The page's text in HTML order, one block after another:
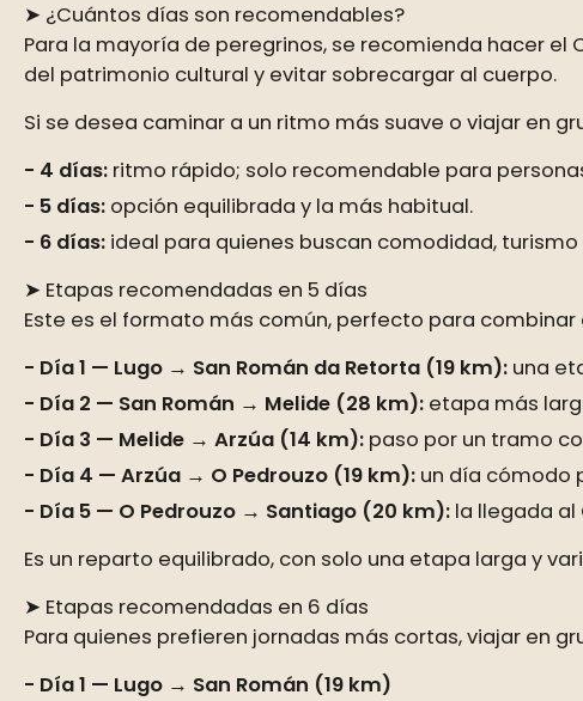
➤ ¿Cuántos días son recomendables?
Para la mayoría de peregrinos, se recomienda hacer el
del patrimonio cultural y evitar sobrecargar al cuerpo.
Si se desea caminar a un ritmo más suave o viajar en
4 días: ritmo rápido; solo recomendable para
5 días: opción equilibrada y la más habitual.
6 días: ideal para quienes buscan comodidad, turismo
➤ Etapas recomendadas en 5 días
Este es el formato más común, perfecto para
Día 1 — Lugo → San Román da Retorta (19 km): una
Día 2 — San Román → Melide (28 km): etapa más
Día 3 — Melide → Arzúa (14 km): paso por un tramo
Día 4 — Arzúa → O Pedrouzo (19 km): un día cómodo
Día 5 — O Pedrouzo → Santiago (20 km): la llegada al
Es un reparto equilibrado, con solo una etapa larga y
➤ Etapas recomendadas en 6 días
Para quienes prefieren jornadas más cortas, viajar en
Día 1 — Lugo → San Román (19 km)